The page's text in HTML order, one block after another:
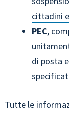
cittadini
PEC,
di posta
Tutte le